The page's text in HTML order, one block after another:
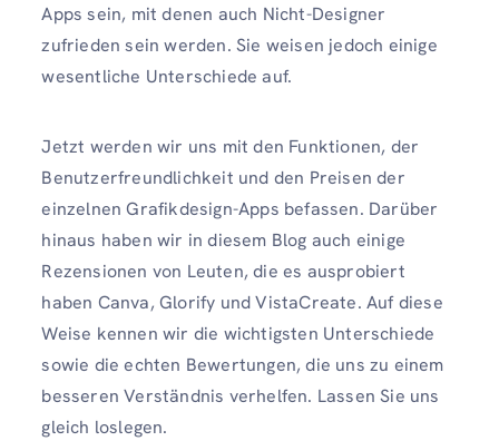
Apps sein, mit denen auch Nicht-Designer
zufrieden sein werden. Sie weisen jedoch einige
wesentliche Unterschiede auf.
Jetzt werden wir uns mit den Funktionen, der
Benutzerfreundlichkeit und den Preisen der
einzelnen Grafikdesign-Apps befassen. Darüber
hinaus haben wir in diesem Blog auch einige
Rezensionen von Leuten, die es ausprobiert
haben Canva, Glorify und VistaCreate. Auf diese
Weise kennen wir die wichtigsten Unterschiede
sowie die echten Bewertungen, die uns zu einem
besseren Verständnis verhelfen. Lassen Sie uns
gleich loslegen.